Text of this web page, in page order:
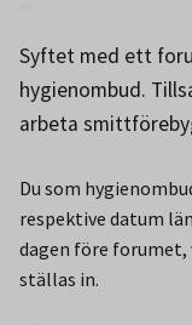
Syftet med ett
hygienombud.
arbeta
Du som
respektive datum
dagen före
ställas in.